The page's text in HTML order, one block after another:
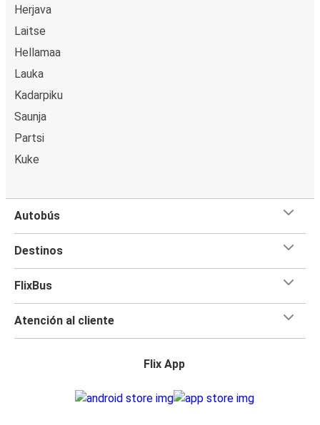
Herjava
Laitse
Hellamaa
Lauka
Kadarpiku
Saunja
Partsi
Kuke
Autobús
Destinos
FlixBus
Atención al cliente
Flix App